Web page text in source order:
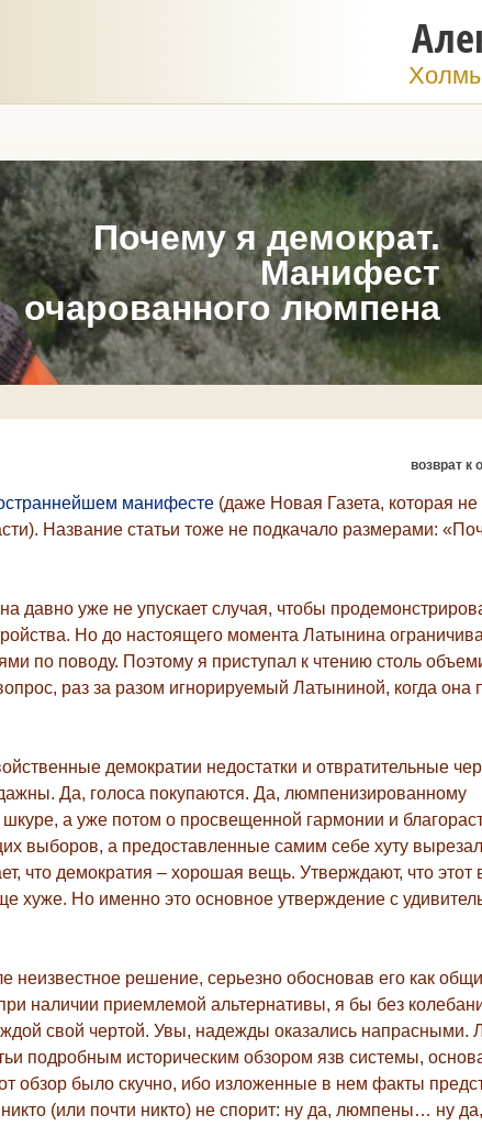
Почему я демократ.
Манифест
очарованного люмпена
возврат к
манифесте (даже Новая Газета, которая не
Название статьи тоже не подкачало размерами:
давно уже не упускает случая, чтобы
Но до настоящего момента Латынина
по поводу. Поэтому я приступал к чтению столь
раз за разом игнорируемый Латыниной, когда она
демократии недостатки и отвратительные
Да, голоса покупаются. Да, люмпенизированному
а уже потом о просвещенной гармонии и
выборов, а предоставленные самим себе хуту
что демократия – хорошая вещь. Утверждают, что этот
хуже. Но именно это основное утверждение с
решение, серьезно обосновав его как
наличии приемлемой альтернативы, я бы без
свой чертой. Увы, надежды оказались напрасными.
подробным историческим обзором язв системы,
обзор было скучно, ибо изложенные в нем факты
(или почти никто) не спорит: ну да, люмпены… ну да,